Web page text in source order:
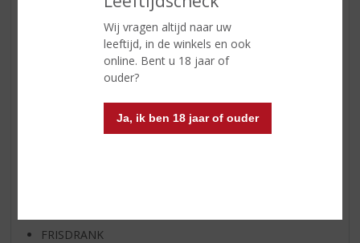
Wij vragen altijd naar uw
leeftijd, in de winkels en ook
online. Bent u 18 jaar of
ouder?
Ja, ik ben 18 jaar of ouder
SPIRIT VAN DE MAAND
EXCLUSIEF TOPSLIJTER
FRISDRANK